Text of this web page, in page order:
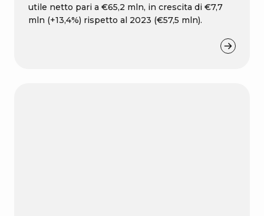
utile netto pari a €65,2 mln, in crescita di €7,7
mln (+13,4%) rispetto al 2023 (€57,5 mln).